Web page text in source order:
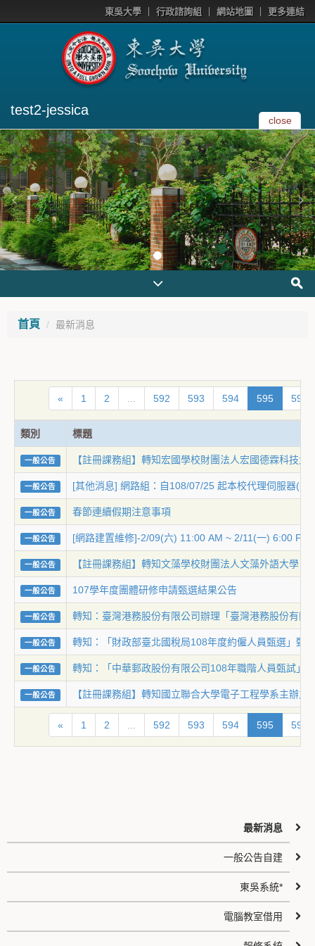
東吳大學 行政諮詢組 網站地圖 更多連結
test2-jessica
close
首頁 最新消息
« 1 2 592 593 594 595 596
類別 標題
一般公告 【註冊課務組】轉知宏國學校財團法人宏國德霖科技
一般公告 [其他消息] 網路組：自108/07/25 起本校代理伺服器
一般公告 春節連續假期注意事項
一般公告 [網路建置維修]-2/09(六) 11:00 AM ~ 2/11(一) 6:00
一般公告 【註冊課務組】轉知文藻學校財團法人文藻外語大學
一般公告 107學年度團體研修申請甄選結果公告
一般公告 轉知：臺灣港務股份有限公司辦理「臺灣港務股份有
一般公告 轉知：「財政部臺北國稅局108年度約僱人員甄選」甄
一般公告 轉知：「中華郵政股份有限公司108年職階人員甄試」
一般公告 【註冊課務組】轉知國立聯合大學電子工程學系主辦之
« 1 2 592 593 594 595 596
最新消息
一般公告自建
東吳系統*
電腦教室借用